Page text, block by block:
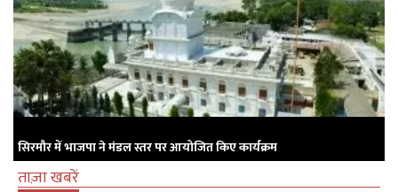
सिरमौर में भाजपा ने मंडल स्तर पर आयोजित किए कार्यक्रम
ताज़ा खबरें